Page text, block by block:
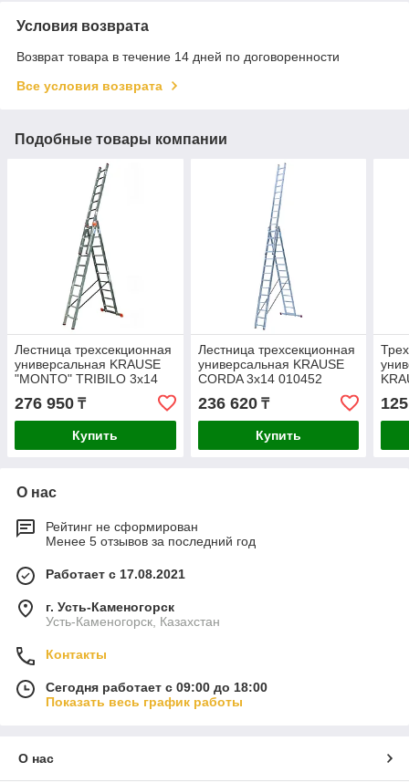
Условия возврата
Возврат товара в течение 14 дней по договоренности
Все условия возврата
Подобные товары компании
Лестница трехсекционная
универсальная KRAUSE
"MONTO" TRIBILO 3x14
276 950 ₸
Купить
Лестница трехсекционная
универсальная KRAUSE
CORDA 3x14 010452
236 620₸
Купить
О нас
Рейтинг не сформирован
Менее 5 отзывов за последний год
Работает с 17.08.2021
г. Усть-Каменогорск
Усть-Каменогорск, Казахстан
Контакты
Сегодня работает с 09:00 до 18:00
Показать весь график работы
О нас